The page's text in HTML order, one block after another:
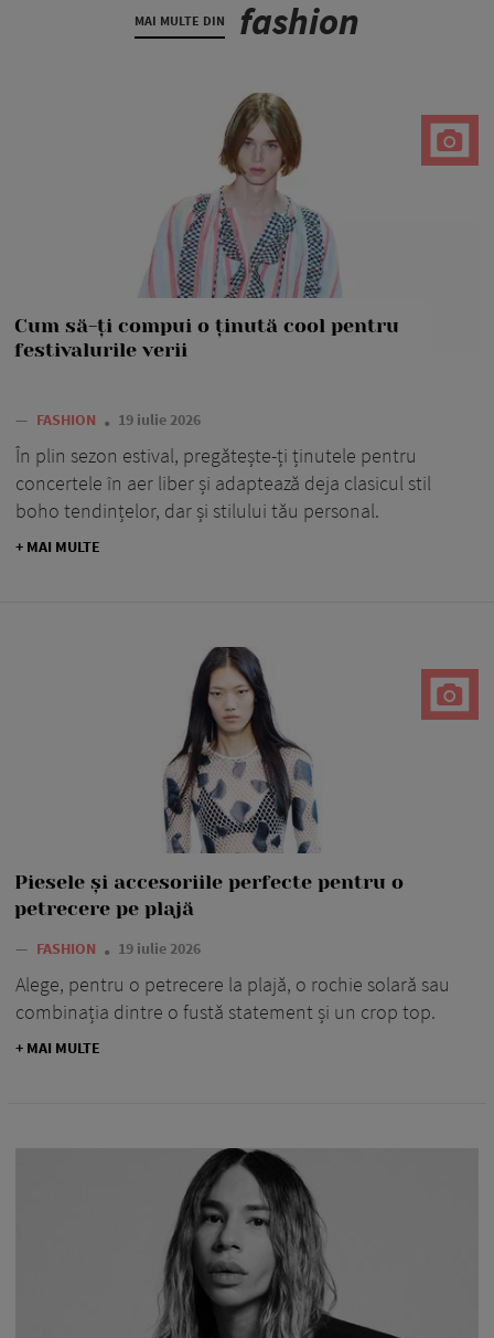
MAI MULTE DIN fashion
Cum să-ți compui o ținută cool pentru
festivalurile verii
— FASHION 19 iulie 2026
În plin sezon estival, pregătește-ți ținutele pentru
concertele în aer liber și adaptează deja clasicul stil
boho tendințelor, dar și stilului tău personal.
+ MAI MULTE
Piesele și accesoriile perfecte pentru o
petrecere pe plajă
— FASHION 19 iulie 2026
Alege, pentru o petrecere la plajă, o rochie solară sau
combinația dintre o fustă statement și un crop top.
+ MAI MULTE